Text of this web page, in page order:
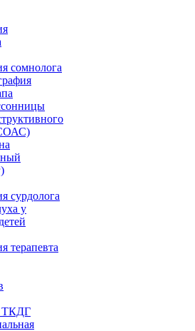
сомнолога
сурдолога
у
терапевта